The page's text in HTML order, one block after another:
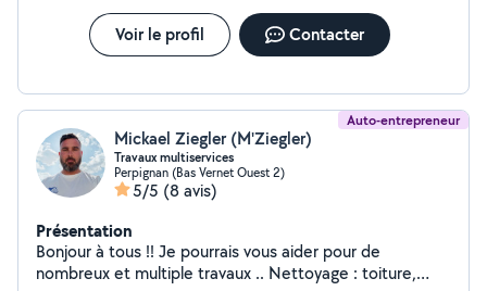
Voir le profil Contacter
Auto-entrepreneur
Mickael Ziegler (M'Ziegler)
Travaux multiservices
Perpignan (Bas Vernet Ouest 2)
5/5 (8 avis)
Présentation
Bonjour à tous !! Je pourrais vous aider pour de
nombreux et multiple travaux .. Nettoyage : toiture,